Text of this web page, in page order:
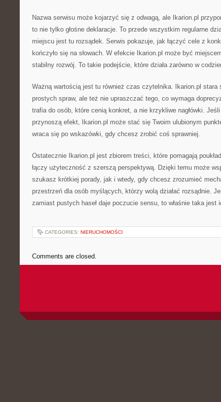
Nazwa serwisu może kojarzyć się z odwagą, ale Ikarion.pl
to nie tylko głośne deklaracje. To przede wszystkim regularne
miejscu jest tu rozsądek. Serwis pokazuje, jak łączyć cele z
kończyło się na słowach. W efekcie Ikarion.pl może być
stabilny rozwój. To takie podejście, które działa zarówno w
Ważną wartością jest tu również czas czytelnika. Ikarion.pl stara
prostych spraw, ale też nie upraszczać tego, co wymaga
trafia do osób, które cenią konkret, a nie krzykliwe nagłówki.
przynoszą efekt, Ikarion.pl może stać się Twoim ulubionym
wraca się po wskazówki, gdy chcesz zrobić coś sprawniej.
Ostatecznie Ikarion.pl jest zbiorem treści, które pomagają
łączy użyteczność z szerszą perspektywą. Dzięki temu może
szukasz krótkiej porady, jak i wtedy, gdy chcesz zrozumieć
przestrzeń dla osób myślących, którzy wolą działać rozsądnie.
zamiast pustych haseł daje poczucie sensu, to właśnie taka jest
CATEGORIES: NIERUCHOMOŚCI
Comments are closed.